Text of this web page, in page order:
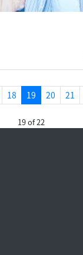
18 19 (current)
20 21
19 of 22